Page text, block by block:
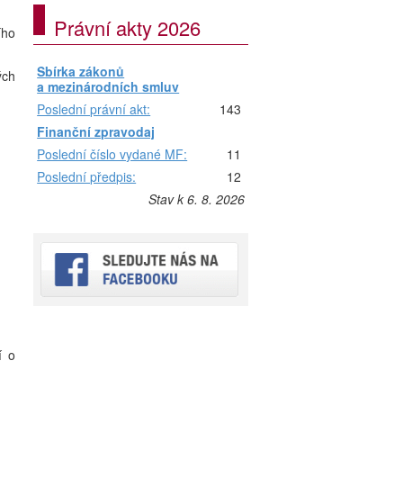
o
Právní akty 2026
Sbírka zákonů
a mezinárodních smluv
Poslední právní akt:
143
Finanční zpravodaj
Poslední číslo vydané MF:
11
Poslední předpis:
12
Stav k 6. 8. 2026